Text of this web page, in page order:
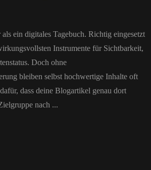
ein digitales Tagebuch. Richtig eingesetzt
Instrumente für Sichtbarkeit,
Doch ohne
bleiben selbst hochwertige Inhalte oft
dass deine Blogartikel genau dort
nach ...